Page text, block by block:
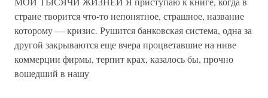
стране творится что-то непонятное, страшное, название
которому — кризис. Рушится банковская система, одна за
другой закрываются еще вчера процветавшие на ниве
коммерции фирмы, терпит крах, казалось бы, прочно
вошедший в нашу